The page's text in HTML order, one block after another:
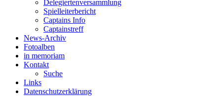
Delegiertenversammlung
Spielleiterbericht
Captains Info
Captainstreff
News-Archiv
Fotoalben
in memoriam
Kontakt
Suche
Links
Datenschutzerklärung